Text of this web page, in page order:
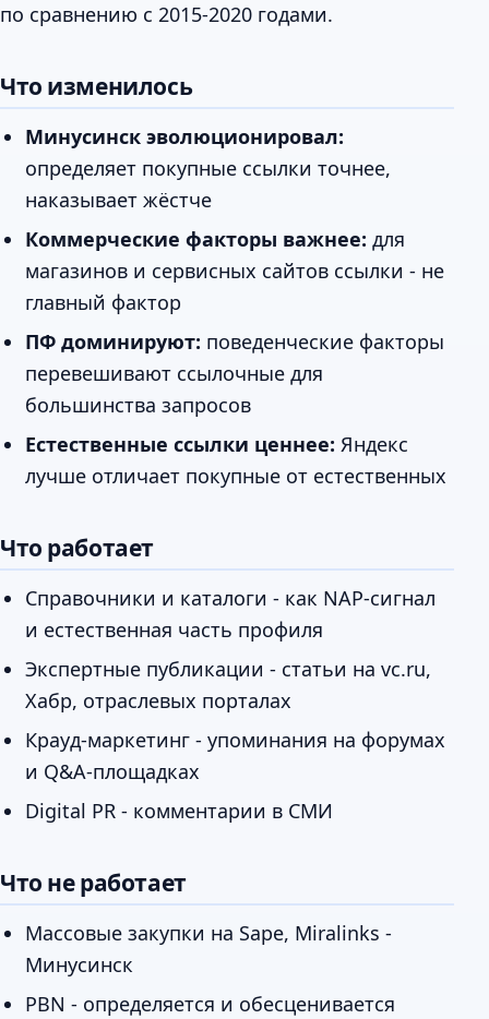
по сравнению с 2015-2020 годами.
Что изменилось
Минусинск эволюционировал:
определяет покупные ссылки точнее,
наказывает жёстче
Коммерческие факторы важнее: для
магазинов и сервисных сайтов ссылки - не
главный фактор
ПФ доминируют: поведенческие факторы
перевешивают ссылочные для
большинства запросов
Естественные ссылки ценнее: Яндекс
лучше отличает покупные от естественных
Что работает
Справочники и каталоги - как NAP-сигнал
и естественная часть профиля
Экспертные публикации - статьи на vc.ru,
Хабр, отраслевых порталах
Крауд-маркетинг - упоминания на форумах
и Q&A-площадках
Digital PR - комментарии в СМИ
Что не работает
Массовые закупки на Sape, Miralinks -
Минусинск
PBN - определяется и обесценивается